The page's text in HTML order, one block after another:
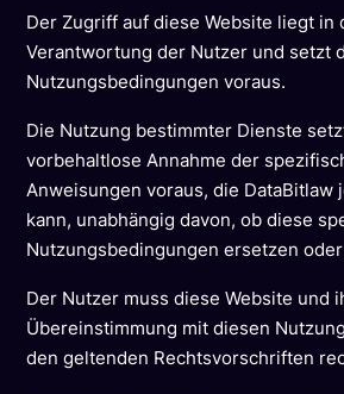
Der Zugriff auf diese Website liegt in
Verantwortung der Nutzer und setzt
Nutzungsbedingungen voraus.
Die Nutzung bestimmter Dienste
vorbehaltlose Annahme der
Anweisungen voraus, die DataBitlaw
kann, unabhängig davon, ob diese
Nutzungsbedingungen ersetzen
Der Nutzer muss diese Website und
Übereinstimmung mit diesen
den geltenden Rechtsvorschriften